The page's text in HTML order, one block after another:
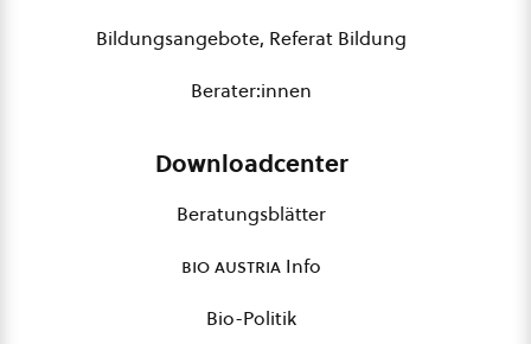
Bildungsangebote, Referat Bildung
Berater:innen
Downloadcenter
Beratungsblätter
bio austria Info
Bio-Politik